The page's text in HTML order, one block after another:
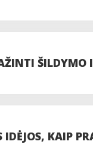
ŠILDYMO
IDĖJOS, KAIP